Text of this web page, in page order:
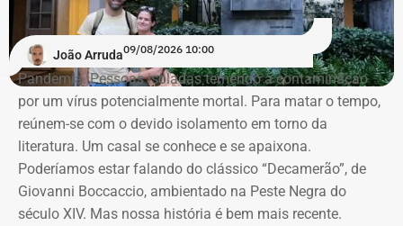
Washington Travassos de Azevedo para obter as
informações fiscais de forma ilegal. Travassos, apontado
como o executor do acesso indevido aos sistemas da
Receita Federal, está preso desde março.
O caso tramita no âmbito do chamado Inquérito das Fake
News. Em abril, a Polícia Federal cumpriu mandados de
busca e apreensão em endereços ligados ao empresário,
que se apresentou às autoridades após a emissão de
uma ordem de prisão preventiva expedida por Moraes.
João Arruda09/08/2026 10:00
Pandemia. Pessoas isoladas temendo a contaminação
por um vírus potencialmente mortal. Para matar o tempo,
reúnem-se com o devido isolamento em torno da
literatura. Um casal se conhece e se apaixona.
Poderíamos estar falando do clássico “Decamerão”, de
Giovanni Boccaccio, ambientado na Peste Negra do
século XIV. Mas nossa história é bem mais recente.